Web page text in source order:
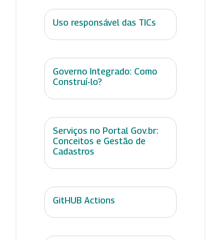
Uso responsável das TICs
Governo Integrado: Como
Construí-lo?
Serviços no Portal Gov.br:
Conceitos e Gestão de
Cadastros
GitHUB Actions